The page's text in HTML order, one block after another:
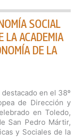
SOCIAL
LA ACADEMIA
DE LA
en el 38º
de Dirección y
en Toledo,
San Pedro Mártir,
y Sociales de la